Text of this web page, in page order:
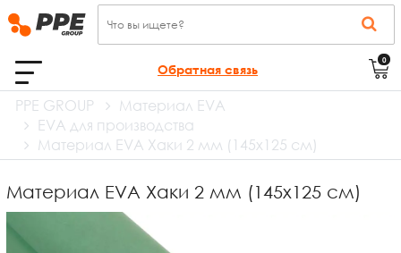
Обратная связь
0
PPE GROUP
Материал EVA
EVA для производства
Материал EVA Хаки 2 мм (145х125 см)
Материал EVA Хаки 2 мм (145х125 см)